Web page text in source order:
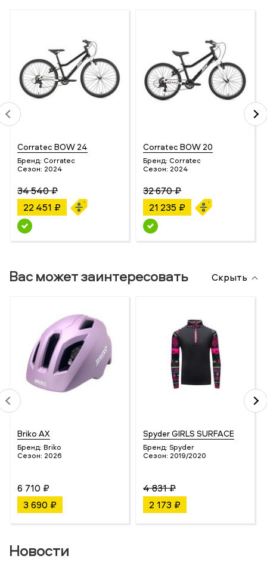
Corratec BOW 24
Бренд: Corratec
Сезон: 2024
34 540 ₽
22 451 ₽
Corratec BOW 20
Бренд: Corratec
Сезон: 2024
32 670 ₽
21 235 ₽
Вас может заинтересовать Скрыть
Briko AX
Бренд: Briko
Сезон: 2026
6 710 ₽
3 690 ₽
Spyder GIRLS SURFACE
Бренд: Spyder
Сезон: 2019/2020
4 831 ₽
2 173 ₽
Новости